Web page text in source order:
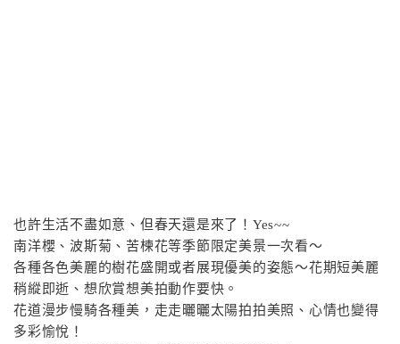
也許生活不盡如意、但春天還是來了！Yes~~
南洋櫻、波斯菊、苦楝花等季節限定美景一次看～
各種各色美麗的樹花盛開或者展現優美的姿態～花期短美麗
稍縱即逝、想欣賞想美拍動作要快。
花道漫步慢騎各種美，走走曬曬太陽拍拍美照、心情也變得
多彩愉悅！